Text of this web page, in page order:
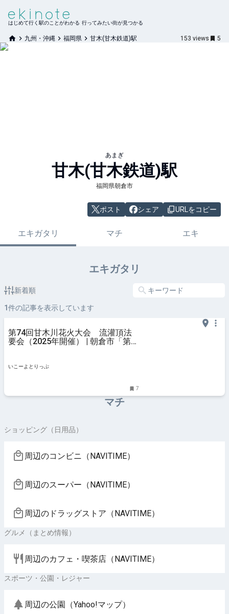
はじめて行く駅のことがわかる 行ってみたい街が見つかる
九州・沖縄 福岡県 甘木(甘木鉄道)駅 153 views 5
あまぎ
甘木(甘木鉄道)駅
福岡県朝倉市
ポスト シェア URLをコピー
エキガタリ マチ エキ
エキガタリ
新着順
1件の記事を表示しています
第74回甘木川花火大会 流灌頂法
要会（2025年開催） | 朝倉市「第
倉市 | いこーよとりっぷ
いこーよとりっぷ
7
マチ
ショッピング（日用品）
周辺のコンビニ（NAVITIME）
周辺のスーパー（NAVITIME）
周辺のドラッグストア（NAVITIME）
グルメ（まとめ情報）
周辺のカフェ・喫茶店（NAVITIME）
スポーツ・公園・レジャー
周辺の公園（Yahoo!マップ）